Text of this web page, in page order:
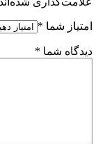
امتیاز شما *
دیدگاه شما *